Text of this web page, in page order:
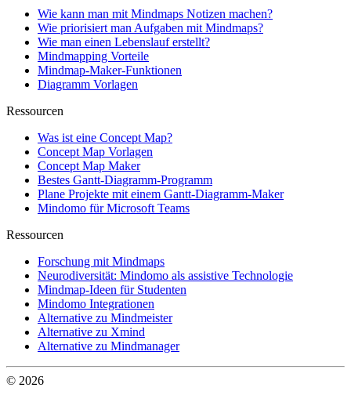
Wie kann man mit Mindmaps Notizen machen?
Wie priorisiert man Aufgaben mit Mindmaps?
Wie man einen Lebenslauf erstellt?
Mindmapping Vorteile
Mindmap-Maker-Funktionen
Diagramm Vorlagen
Ressourcen
Was ist eine Concept Map?
Concept Map Vorlagen
Concept Map Maker
Bestes Gantt-Diagramm-Programm
Plane Projekte mit einem Gantt-Diagramm-Maker
Mindomo für Microsoft Teams
Ressourcen
Forschung mit Mindmaps
Neurodiversität: Mindomo als assistive Technologie
Mindmap-Ideen für Studenten
Mindomo Integrationen
Alternative zu Mindmeister
Alternative zu Xmind
Alternative zu Mindmanager
© 2026